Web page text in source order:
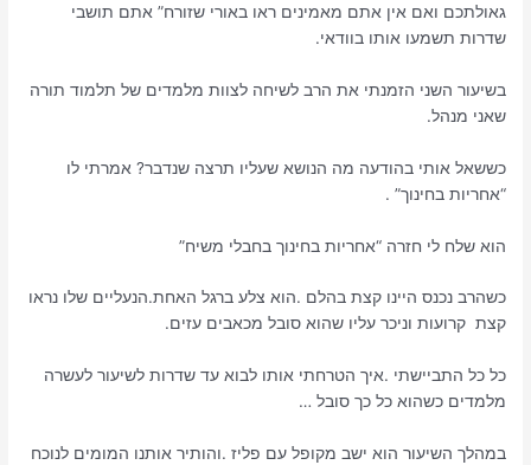
גאולתכם ואם אין אתם מאמינים ראו באורי שזורח” אתם תושבי
שדרות תשמעו אותו בוודאי.
בשיעור השני הזמנתי את הרב לשיחה לצוות מלמדים של תלמוד תורה
שאני מנהל.
כששאל אותי בהודעה מה הנושא שעליו תרצה שנדבר? אמרתי לו
“אחריות בחינוך” .
הוא שלח לי חזרה “אחריות בחינוך בחבלי משיח”
כשהרב נכנס היינו קצת בהלם .הוא צלע ברגל האחת.הנעליים שלו נראו
קצת קרועות וניכר עליו שהוא סובל מכאבים עזים.
כל כל התביישתי .איך הטרחתי אותו לבוא עד שדרות לשיעור לעשרה
מלמדים כשהוא כל כך סובל …
במהלך השיעור הוא ישב מקופל עם פליז .והותיר אותנו המומים לנוכח